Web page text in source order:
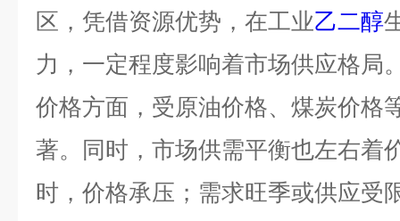
区，凭借资源优势，在工业乙二醇
力，一定程度影响着市场供应格局
价格方面，受原油价格、煤炭价格
著。同时，市场供需平衡也左右着
时，价格承压；需求旺季或供应受